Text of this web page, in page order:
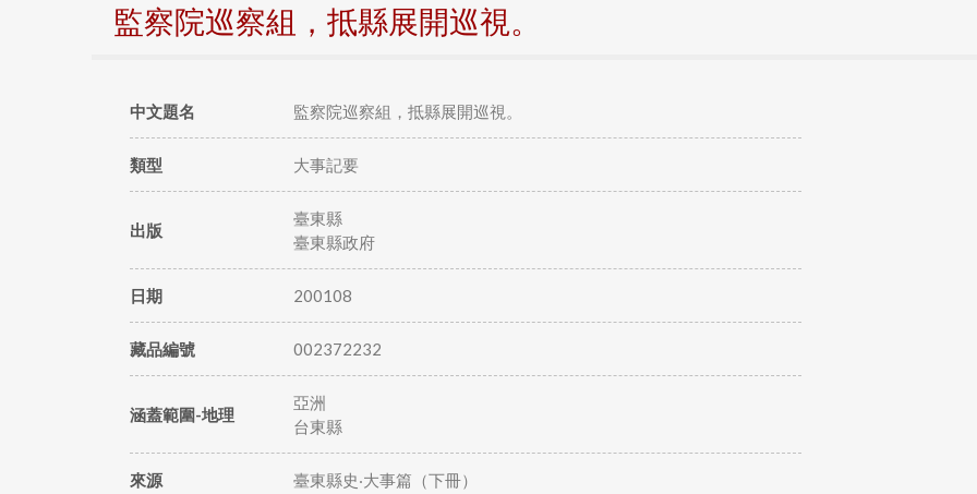
監察院巡察組，抵縣展開巡視。
中文題名 監察院巡察組，抵縣展開巡視。
類型 大事記要
出版
臺東縣
臺東縣政府
日期 200108
藏品編號 002372232
涵蓋範圍-地理
亞洲
台東縣
來源 臺東縣史‧大事篇（下冊）